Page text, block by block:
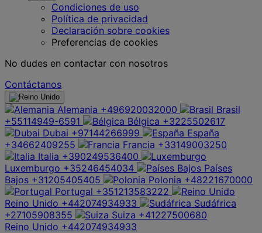
Condiciones de uso
Política de privacidad
Declaración sobre cookies
Preferencias de cookies
No dudes en contactar con nosotros
Contáctanos
Alemania +496920032000
Brasil
+55114949-6591
Bélgica +3225502617
Dubai +97144266999
España
+34662409255
Francia +33149003250
Italia +390249536400
Luxemburgo +35246454034
Países
Bajos +31205405405 Polonia +48221670000
Portugal +351213583222
Reino Unido +442074934933
Sudáfrica
+27105908355
Suiza +41227500680
Reino Unido +442074934933